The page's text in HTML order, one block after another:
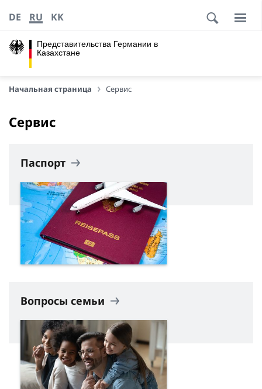
Представительства Германии в
Казахстане
DE RU KK
Начальная страница Сервис
Сервис
Паспорт
Вопросы семьи